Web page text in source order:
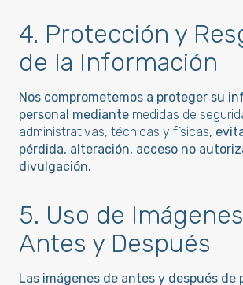
4. Protección y
de la Información
Nos comprometemos a proteger su
personal mediante medidas de
administrativas, técnicas y físicas,
pérdida, alteración, acceso no
divulgación.
5. Uso de
Antes y Después
Las imágenes de antes y después de